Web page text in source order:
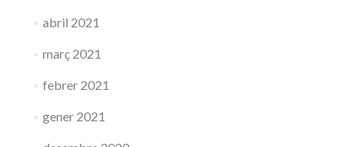
abril 2021
març 2021
febrer 2021
gener 2021